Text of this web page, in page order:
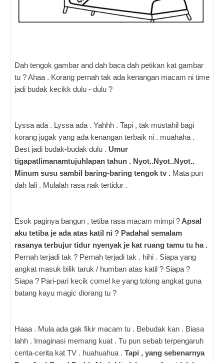
Dah tengok gambar and dah baca dah petikan kat gambar
tu ? Ahaa . Korang pernah tak ada kenangan macam ni time
jadi budak kecikk dulu - dulu ?
Lyssa ada . Lyssa ada . Yahhh . Tapi , tak mustahil bagi
korang jugak yang ada kenangan terbaik ni . muahaha .
Best jadi budak-budak dulu . Umur
tigapatlimanamtujuhlapan tahun . Nyot..Nyot..Nyot..
Minum susu sambil baring-baring tengok tv . Mata pun
dah lali . Mulalah rasa nak tertidur .
Esok paginya bangun , tetiba rasa macam mimpi ? Apsal
aku tetiba je ada atas katil ni ? Padahal semalam
rasanya terbujur tidur nyenyak je kat ruang tamu tu ha .
Pernah terjadi tak ? Pernah terjadi tak . hihi . Siapa yang
angkat masuk bilik taruk / humban atas katil ? Siapa ?
Siapa ? Pari-pari kecik comel ke yang tolong angkat guna
batang kayu magic diorang tu ?
Haaa . Mula ada gak fikir macam tu . Bebudak kan . Biasa
lahh . Imaginasi memang kuat . Tu pun sebab terpengaruh
cerita-cerita kat TV . huahuahua . Tapi , yang sebenarnya